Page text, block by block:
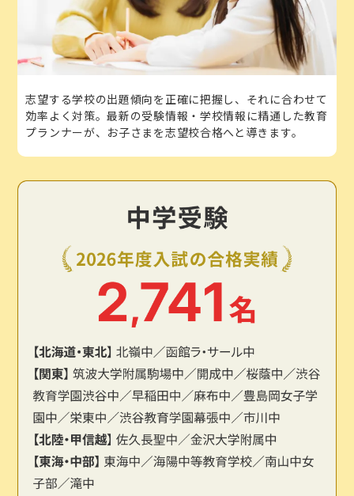
志望する学校の出題傾向を正確に把握し、それに合わせて
効率よく対策。最新の受験情報・学校情報に精通した教育
プランナーが、お子さまを志望校合格へと導きます。